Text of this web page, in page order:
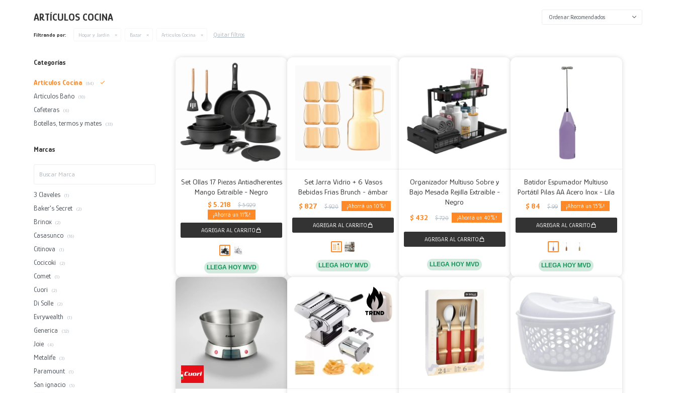
ARTÍCULOS COCINA Recomendados
Filtrando por: Hogar y Jardín Bazar Artículos Cocina Quitar filtros
Set Ollas 17 Piezas Antiadherentes
Mango Extraible - Negro
$ 5.218 $ 5.929
11
LLEGA HOY MVD
Set Jarra Vidrio + 6 Vasos
Bebidas Frias Brunch - ámbar
$ 827 $ 920 10
LLEGA HOY MVD
Organizador Multiuso Sobre y
Bajo Mesada Rejilla Extraíble -
Negro
$ 432 $ 720 40
LLEGA HOY MVD
Batidor Espumador Multiuso
Portátil Pilas AA Acero Inox - Lila
$ 84 $ 99 15
LLEGA HOY MVD
Categorías
Artículos Cocina (84)
Artículos Baño (10)
Cafeteras (6)
Botellas, termos y mates (33)
Marcas
3 Claveles (1)
Baker's Secret (2)
Brinox (2)
Casasunco (18)
Citinova (1)
Cocicoki (2)
Comet (1)
Cuori (2)
Di Solle (2)
Evrywealth (1)
Generica (32)
Joie (4)
Metalife (3)
Paramount (1)
San ignacio (5)